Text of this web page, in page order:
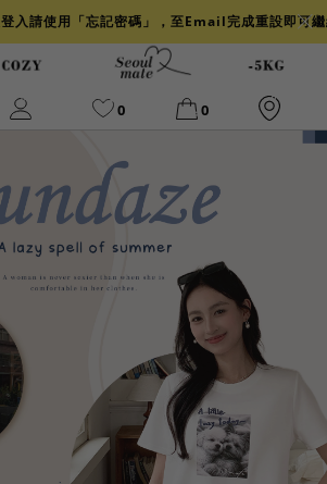
入請使用「忘記密碼」，至Email完成重設即可
0 0
小香 牛仔
冰感